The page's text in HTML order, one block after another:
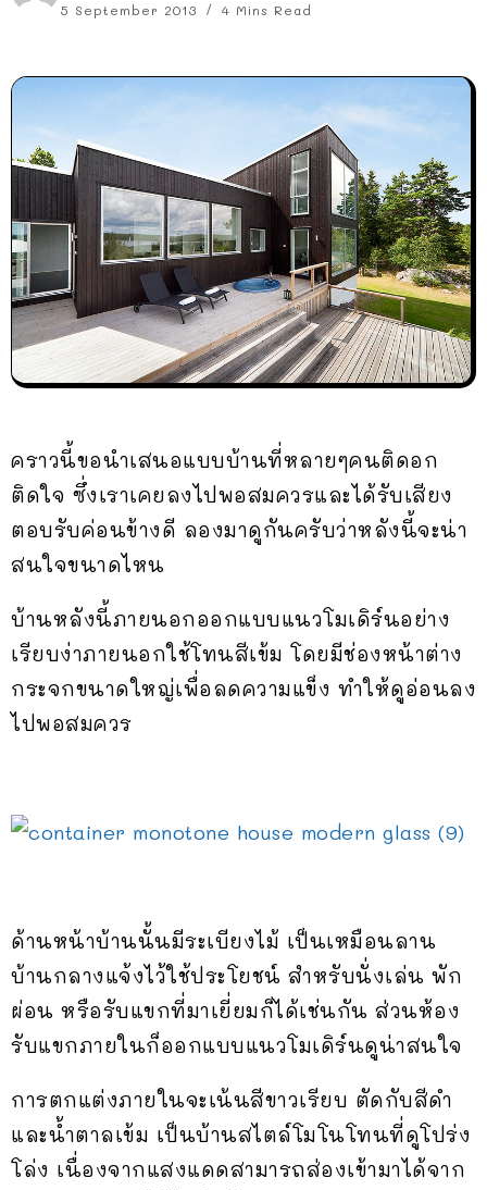
5 September 2013 4 Mins Read
คราวนี้ขอนำเสนอแบบบ้านที่หลายๆคนติดอก
ติดใจ ซึ่งเราเคยลงไปพอสมควรและได้รับเสียง
ตอบรับค่อนข้างดี ลองมาดูกันครับว่าหลังนี้จะน่า
สนใจขนาดไหน
บ้านหลังนี้ภายนอกออกแบบแนวโมเดิร์นอย่าง
เรียบง่าภายนอกใช้โทนสีเข้ม โดยมีช่องหน้าต่าง
กระจกขนาดใหญ่เพื่อลดความแข็ง ทำให้ดูอ่อนลง
ไปพอสมควร
ด้านหน้าบ้านนั้นมีระเบียงไม้ เป็นเหมือนลาน
บ้านกลางแจ้งไว้ใช้ประโยชน์ สำหรับนั่งเล่น พัก
ผ่อน หรือรับแขกที่มาเยี่ยมก็ได้เช่นกัน ส่วนห้อง
รับแขกภายในก็ออกแบบแนวโมเดิร์นดูน่าสนใจ
การตกแต่งภายในจะเน้นสีขาวเรียบ ตัดกับสีดำ
และน้ำตาลเข้ม เป็นบ้านสไตล์โมโนโทนที่ดูโปร่ง
โล่ง เนื่องจากแสงแดดสามารถส่องเข้ามาได้จาก